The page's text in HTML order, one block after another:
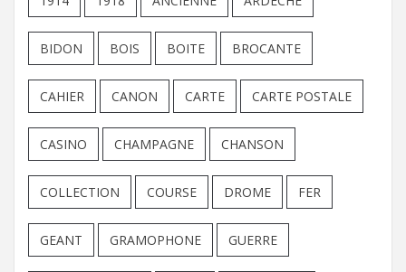
BIDON BOIS BOITE BROCANTE
CAHIER CANON CARTE CARTE POSTALE
CASINO CHAMPAGNE CHANSON
COLLECTION COURSE DROME FER
GEANT GRAMOPHONE GUERRE